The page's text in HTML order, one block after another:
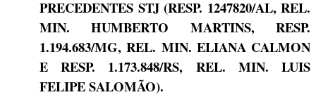
PRECEDENTES STJ (RESP. 1247820/AL, REL.
MIN. HUMBERTO MARTINS, RESP.
1.194.683/MG, REL. MIN. ELIANA CALMON
E RESP. 1.173.848/RS, REL. MIN. LUIS
FELIPE SALOMÃO).